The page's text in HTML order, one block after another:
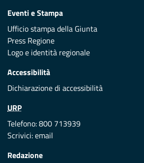
Eventi e Stampa
Ufficio stampa della Giunta
Press Regione
Logo e identità regionale
Accessibilità
Dichiarazione di accessibilità
URP
Telefono: 800 713939
Scrivici:email
Redazione